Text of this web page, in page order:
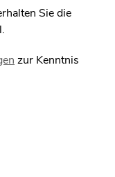
Sie die
zur Kenntnis